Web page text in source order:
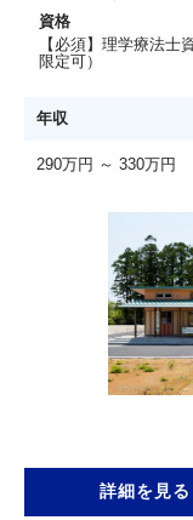
資格
【必須】理学療法士
限定可）
年収
290万円 ～ 330万円
詳細を見る